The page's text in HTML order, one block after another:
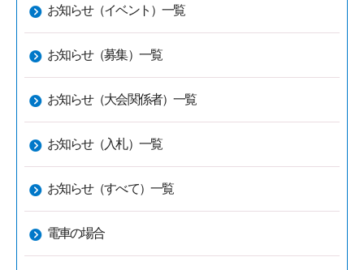
お知らせ（イベント）一覧
お知らせ（募集）一覧
お知らせ（大会関係者）一覧
お知らせ（入札）一覧
お知らせ（すべて）一覧
電車の場合